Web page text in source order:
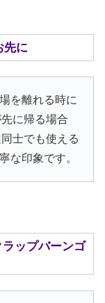
先に
を離れる時に
に帰る場合
士でも使える
な印象です。
ップバーンゴ